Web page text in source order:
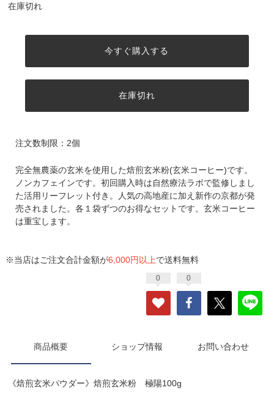
在庫切れ
今すぐ購入する
在庫切れ
注文数制限：2個
完全無農薬の玄米を使用した焙煎玄米粉(玄米コーヒー)です。
ノンカフェインです。初回購入時は自然療法ラボで監修しまし
た活用リーフレット付き。人気の高地産に加え新作の京都が発
売されました。各１袋ずつのお得なセットです。玄米コーヒー
は重宝します。
※当店はご注文合計金額が6,000円以上で送料無料
0 0
商品概要 ショップ情報 お問い合わせ
《焙煎玄米パウダー》焙煎玄米粉 極陽100g